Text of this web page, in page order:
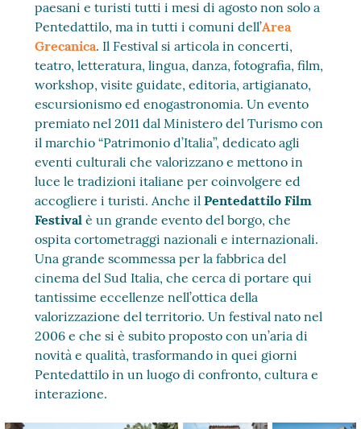
paesani e turisti tutti i mesi di agosto non solo a
Pentedattilo, ma in tutti i comuni dell’Area
Grecanica. Il Festival si articola in concerti,
teatro, letteratura, lingua, danza, fotografia, film,
workshop, visite guidate, editoria, artigianato,
escursionismo ed enogastronomia. Un evento
premiato nel 2011 dal Ministero del Turismo con
il marchio “Patrimonio d’Italia”, dedicato agli
eventi culturali che valorizzano e mettono in
luce le tradizioni italiane per coinvolgere ed
accogliere i turisti. Anche ilPentedattilo Film
Festival è un grande evento del borgo, che
ospita cortometraggi nazionali e internazionali.
Una grande scommessa per la fabbrica del
cinema del Sud Italia, che cerca di portare qui
tantissime eccellenze nell’ottica della
valorizzazione del territorio. Un festival nato nel
2006 e che si è subito proposto con un’aria di
novità e qualità, trasformando in quei giorni
Pentedattilo in un luogo di confronto, cultura e
interazione.